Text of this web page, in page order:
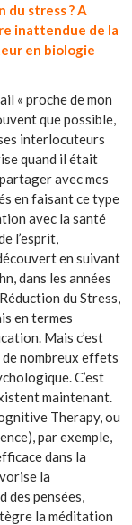
stress ? A
inattendue de la
en biologie
« proche de mon
que possible,
interlocuteurs
quand il était
avec mes
en faisant ce type
avec la santé
l’esprit,
en suivant
dans les années
du Stress,
en termes
Mais c’est
de nombreux effets
C’est
maintenant.
Therapy, ou
par exemple,
dans la
la
des pensées,
la méditation